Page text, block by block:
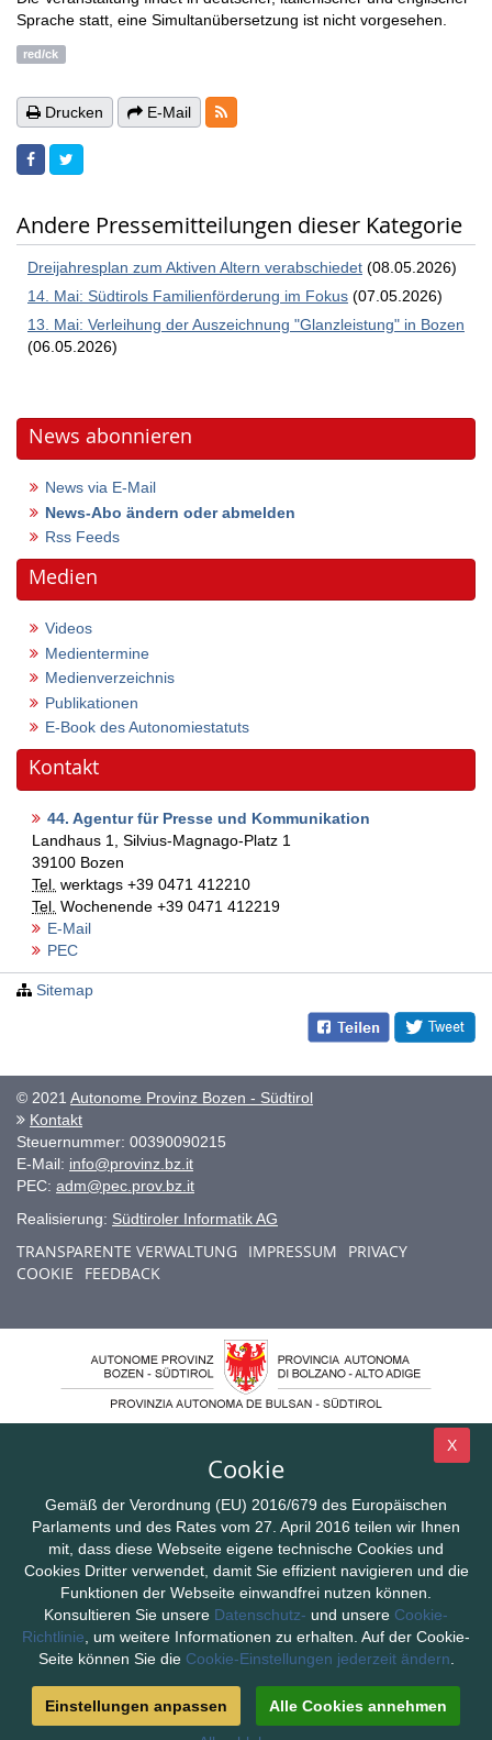
Sprache statt, eine Simultanübersetzung ist nicht vorgesehen.
red/ck
Drucken E-Mail RSS-Feeds
Andere Pressemitteilungen dieser Kategorie
Dreijahresplan zum Aktiven Altern verabschiedet (08.05.2026)
14. Mai: Südtirols Familienförderung im Fokus (07.05.2026)
13. Mai: Verleihung der Auszeichnung "Glanzleistung" in Bozen
(06.05.2026)
News abonnieren
News via E-Mail
News-Abo ändern oder abmelden
Rss Feeds
Medien
Videos
Medientermine
Medienverzeichnis
Publikationen
E-Book des Autonomiestatuts
Kontakt
44. Agentur für Presse und Kommunikation
Landhaus 1, Silvius-Magnago-Platz 1
39100 Bozen
Tel. werktags +39 0471 412210
Tel. Wochenende +39 0471 412219
E-Mail
PEC
Sitemap
© 2021 Autonome Provinz Bozen - Südtirol
Kontakt
Steuernummer: 00390090215
E-Mail: info@provinz.bz.it
PEC: adm@pec.prov.bz.it
Realisierung: Südtiroler Informatik AG
TRANSPARENTE VERWALTUNG IMPRESSUM
PRIVACY
COOKIE
FEEDBACK
X
Cookie
Gemäß der Verordnung (EU) 2016/679 des Europäischen
Parlaments und des Rates vom 27. April 2016 teilen wir Ihnen
mit, dass diese Webseite eigene technische Cookies und
Cookies Dritter verwendet, damit Sie effizient navigieren und die
Funktionen der Webseite einwandfrei nutzen können.
Konsultieren Sie unsere Datenschutz- und unsere Cookie-
Richtlinie , um weitere Informationen zu erhalten. Auf der Cookie-
Seite können Sie die Cookie-Einstellungen jederzeit ändern
Einstellungen anpassen Alle Cookies annehmen